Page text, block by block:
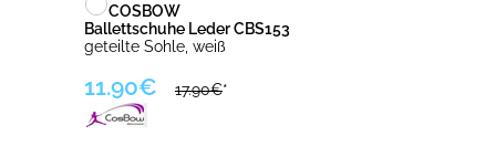
COSBOW
Ballettschuhe Leder CBS153
geteilte Sohle, weiß
11.90€ 17.90€*